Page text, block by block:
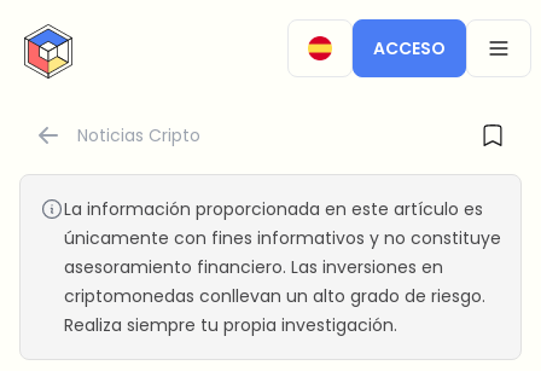
CryptoTicker
ACCESO
Noticias Cripto
La información proporcionada en este artículo es
únicamente con fines informativos y no constituye
asesoramiento financiero. Las inversiones en
criptomonedas conllevan un alto grado de riesgo.
Realiza siempre tu propia investigación.